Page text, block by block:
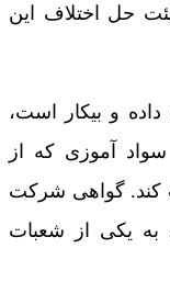
حل اختلاف این
و بیکار است،
آموزی که از
کند. گواهی شرکت
به یکی از شعبات